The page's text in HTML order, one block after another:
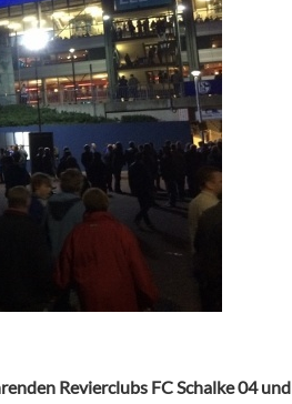
Revierclubs FC Schalke 04 und